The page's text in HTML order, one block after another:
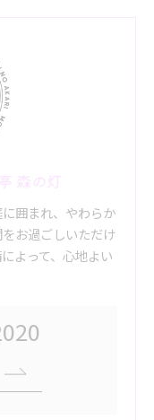
囲まれ、やわらか
お過ごしいただけ
よって、心地よい